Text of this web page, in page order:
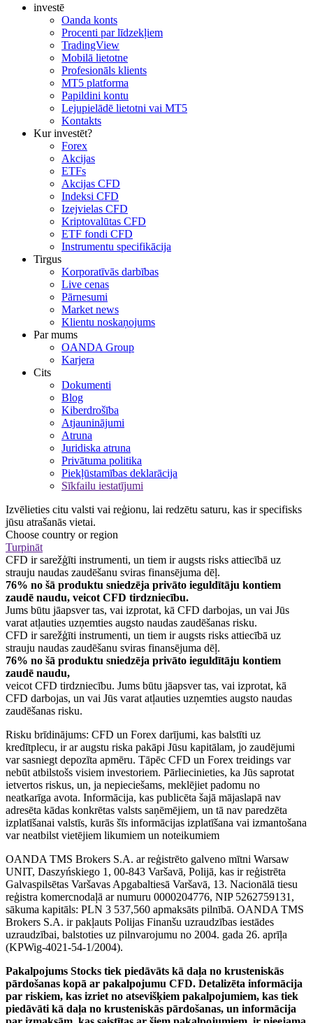
investē
Oanda konts
Procenti par līdzekļiem
TradingView
Mobilā lietotne
Profesionāls klients
MT5 platforma
Papildini kontu
Lejupielādē lietotni vai MT5
Kontakts
Kur investēt?
Forex
Akcijas
ETFs
Akcijas CFD
Indeksi CFD
Izejvielas CFD
Kriptovalūtas CFD
ETF fondi CFD
Instrumentu specifikācija
Tirgus
Korporatīvās darbības
Live cenas
Pārnesumi
Market news
Klientu noskaņojums
Par mums
OANDA Group
Karjera
Cits
Dokumenti
Blog
Kiberdrošība
Atjauninājumi
Atruna
Juridiska atruna
Privātuma politika
Piekļūstamības deklarācija
Sīkfailu iestatījumi
Izvēlieties citu valsti vai reģionu, lai redzētu saturu, kas ir specifisks
jūsu atrašanās vietai.
Choose country or region
Turpināt
CFD ir sarežģīti instrumenti, un tiem ir augsts risks attiecībā uz
strauju naudas zaudēšanu sviras finansējuma dēļ.
76% no šā produktu sniedzēja privāto ieguldītāju kontiem
zaudē naudu, veicot CFD tirdzniecību.
Jums būtu jāapsver tas, vai izprotat, kā CFD darbojas, un vai Jūs
varat atļauties uzņemties augsto naudas zaudēšanas risku.
CFD ir sarežģīti instrumenti, un tiem ir augsts risks attiecībā uz
strauju naudas zaudēšanu sviras finansējuma dēļ.
76% no šā produktu sniedzēja privāto ieguldītāju kontiem
zaudē naudu,
veicot CFD tirdzniecību. Jums būtu jāapsver tas, vai izprotat, kā
CFD darbojas, un vai Jūs varat atļauties uzņemties augsto naudas
zaudēšanas risku.
Risku brīdinājums: CFD un Forex darījumi, kas balstīti uz
kredītplecu, ir ar augstu riska pakāpi Jūsu kapitālam, jo zaudējumi
var sasniegt depozīta apmēru. Tāpēc CFD un Forex treidings var
nebūt atbilstošs visiem investoriem. Pārliecinieties, ka Jūs saprotat
ietvertos riskus, un, ja nepieciešams, meklējiet padomu no
neatkarīga avota. Informācija, kas publicēta šajā mājaslapā nav
adresēta kādas konkrētas valsts saņēmējiem, un tā nav paredzēta
izplatīšanai valstīs, kurās šīs informācijas izplatīšana vai izmantošana
var neatbilst vietējiem likumiem un noteikumiem
OANDA TMS Brokers S.A. ar reģistrēto galveno mītni Warsaw
UNIT, Daszyńskiego 1, 00-843 Varšavā, Polijā, kas ir reģistrēta
Galvaspilsētas Varšavas Apgabaltiesā Varšavā, 13. Nacionālā tiesu
reģistra komercnodaļā ar numuru 0000204776, NIP 5262759131,
sākuma kapitāls: PLN 3 537,560 apmaksāts pilnībā. OANDA TMS
Brokers S.A. ir pakļauts Polijas Finanšu uzraudzības iestādes
uzraudzībai, balstoties uz pilnvarojumu no 2004. gada 26. aprīļa
(KPWig-4021-54-1/2004).
Pakalpojums Stocks tiek piedāvāts kā daļa no krusteniskās
pārdošanas kopā ar pakalpojumu CFD. Detalizēta informācija
par riskiem, kas izriet no atsevišķiem pakalpojumiem, kas tiek
piedāvāti kā daļa no krusteniskās pārdošanas, un informācija